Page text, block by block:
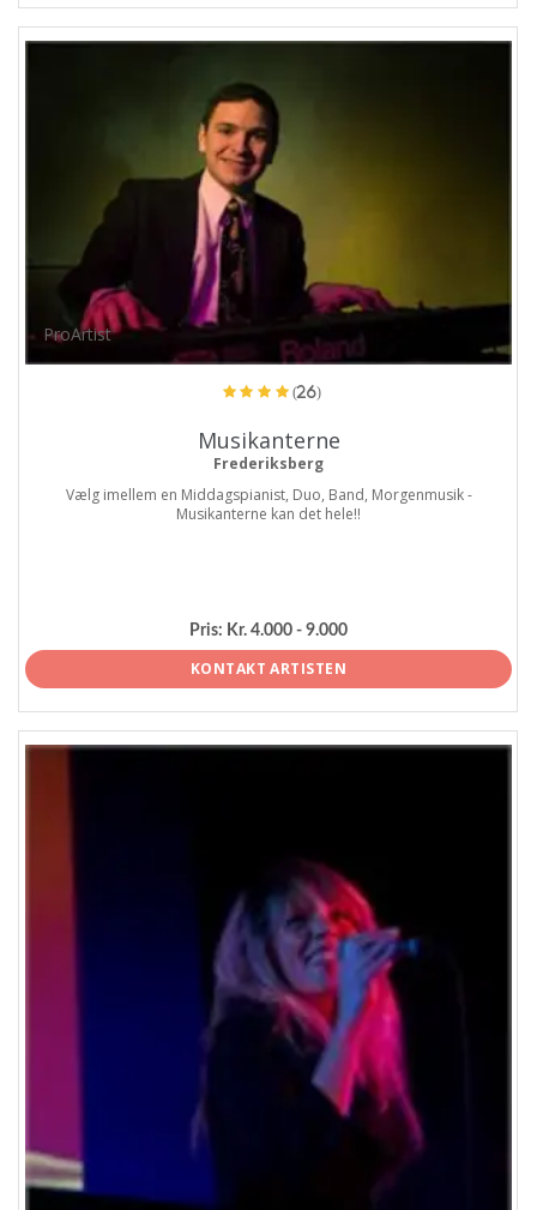
ProArtist
(26)
Musikanterne
Frederiksberg
Vælg imellem en Middagspianist, Duo, Band, Morgenmusik -
Musikanterne kan det hele!!
Pris: Kr. 4.000 - 9.000
KONTAKT ARTISTEN